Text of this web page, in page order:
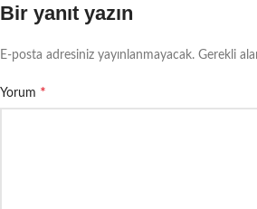
Bir yanıt yazın
E-posta adresiniz yayınlanmayacak. Gerekli
Yorum *